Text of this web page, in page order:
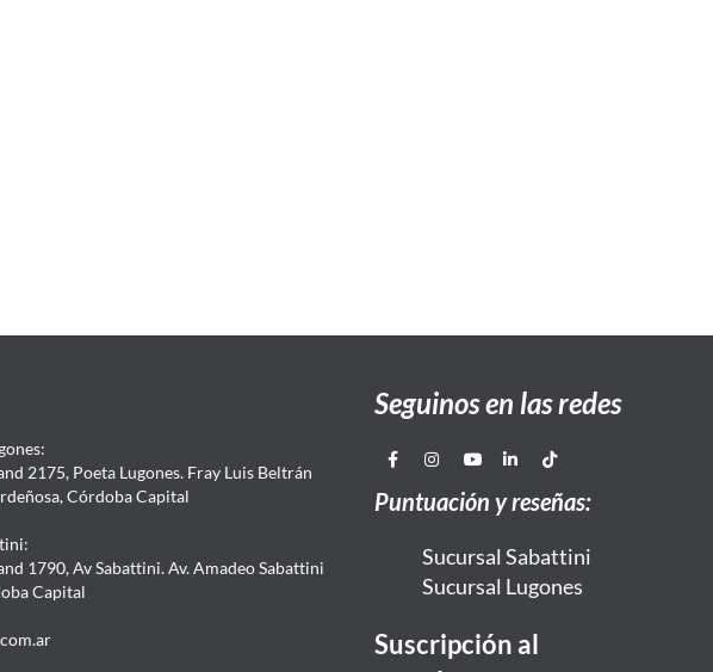
2175, Poeta Lugones. Fray Luis Beltrán
Córdoba Capital
1790, Av Sabattini. Av. Amadeo Sabattini
Capital
Seguinos en las redes
Puntuación y reseñas:
Sucursal Sabattini
Sucursal Lugones
Suscripción al